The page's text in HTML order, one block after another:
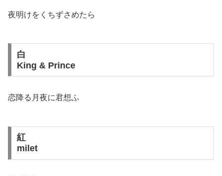
夜明けをくちずさめたら
白
King & Prince
恋降る月夜に君想ふ
紅
milet